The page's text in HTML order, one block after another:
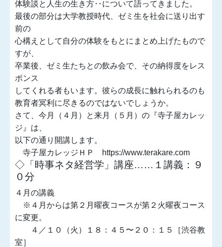
体験談と人生の生き方‥について語ってきました。
最後の部分は大学教授時代、ゼミ生を社会に送り出す
前の
心構えとして自分の体験をもとにまとめ上げたもので
すが、
卒業後、ゼミ生たちとの飲み会で、その納得度をレス
ポンス
してくれる者もいます。彼らの成長に触れられるのも
教育者冥利に尽きるのではないでしょうか。
さて、今月（４月）と来月（５月）の『寺子屋カレッ
ジ』は、
以下の通り開講します。
寺子屋カレッジＨＰ https://www.terakare.com
◇「時事ネタ経営学」講座……１講義：９
０分
４月の講義
※４月からは第２月曜夜コースが第２火曜夜コース
に変更。
４／１０（火）１８：４５〜２０：１５［渋谷教
室］